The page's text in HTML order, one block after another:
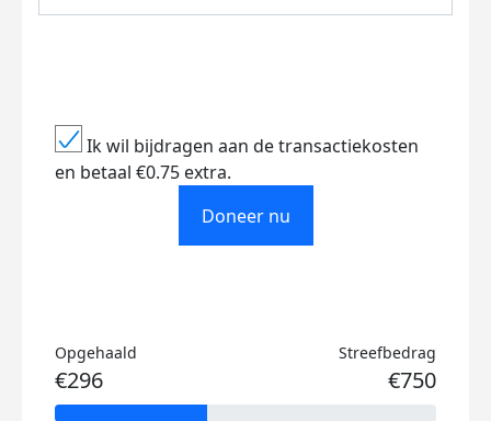
Ik wil bijdragen aan de transactiekosten
en betaal €0.75 extra.
Doneer nu
Opgehaald
€296
Streefbedrag
€750